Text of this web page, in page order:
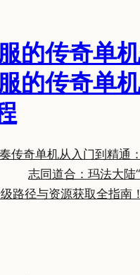
的传奇单
的传奇单
传奇单机从入门到精通
志同道合：玛法大陆
路径与资源获取全指南！